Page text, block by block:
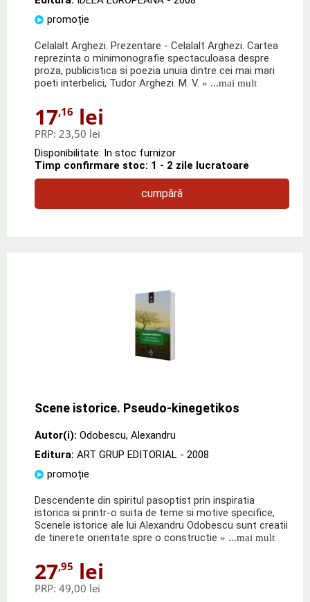
promoție
Celalalt Arghezi. Prezentare - Celalalt Arghezi. Cartea
reprezinta o minimonografie spectaculoasa despre
proza, publicistica si poezia unuia dintre cei mai mari
poeti interbelici, Tudor Arghezi. M. V. » ...mai mult
17,16 lei
PRP: 23,50 lei
Disponibilitate: In stoc furnizor
Timp confirmare stoc: 1 - 2 zile lucratoare
cumpără
Scene istorice. Pseudo-kinegetikos
Autor(i): Odobescu, Alexandru
Editura: ART GRUP EDITORIAL - 2008
promoție
Descendente din spiritul pasoptist prin inspiratia
istorica si printr-o suita de teme si motive specifice,
Scenele istorice ale lui Alexandru Odobescu sunt creatii
de tinerete orientate spre o constructie » ...mai mult
27,95 lei
PRP: 49,00 lei